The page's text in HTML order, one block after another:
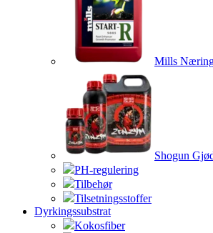
Mills
Shogun
PH-regulering
Tilbehør
Tilsetningsstoffer
Dyrkingssubstrat
Kokosfiber